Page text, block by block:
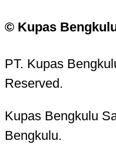
© Kupas
PT. Kupas
Reserved.
Kupas Bengkulu
Bengkulu.